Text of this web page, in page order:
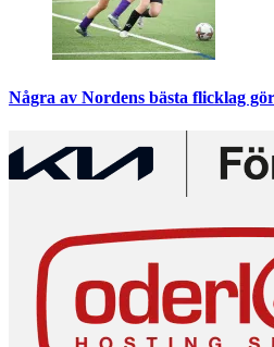
Några av Nordens bästa flicklag